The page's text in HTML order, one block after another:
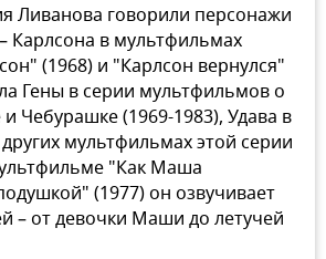
Ливанова говорили персонажи
Карлсона в мультфильмах
(1968) и "Карлсон вернулся"
Гены в серии мультфильмов о
Чебурашке (1969-1983), Удава в
мультфильмах этой серии
"Как Маша
(1977) он озвучивает
– от девочки Маши до летучей